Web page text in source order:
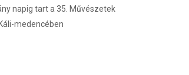
napig tart a 35. Művészetek
medencében